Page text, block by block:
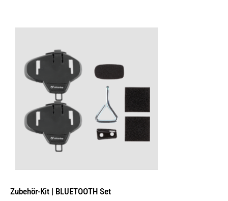
Zubehör-Kit | BLUETOOTH Set